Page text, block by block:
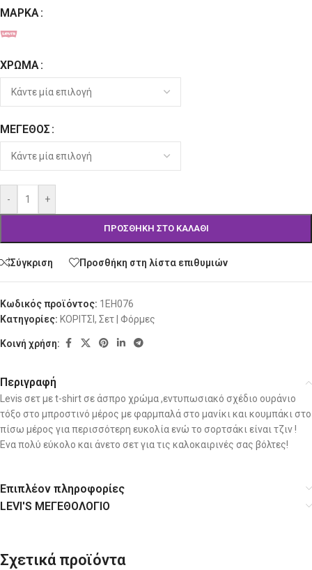
ΜΆΡΚΑ
ΧΡΏΜΑ
ΜΈΓΕΘΟΣ
- +
ΠΡΟΣΘΉΚΗ ΣΤΟ ΚΑΛΆΘΙ
Alternative:
Σύγκριση Προσθήκη στη λίστα επιθυμιών
Κωδικός προϊόντος: 1EH076
Κατηγορίες: ΚΟΡΙΤΣΙ , Σετ | Φόρμες
Κοινή χρήση:
Περιγραφή
Levis σετ με t-shirt σε άσπρο χρώμα ,εντυπωσιακό σχέδιο ουράνιο
τόξο στο μπροστινό μέρος με φαρμπαλά στο μανίκι και κουμπάκι στο
πίσω μέρος για περισσότερη ευκολία ενώ το σορτσάκι είναι τζιν !
Ενα πολύ εύκολο και άνετο σετ για τις καλοκαιρινές σας βόλτες!
Επιπλέον πληροφορίες
LEVI'S ΜΕΓΕΘΟΛΟΓΙΟ
Σχετικά προϊόντα